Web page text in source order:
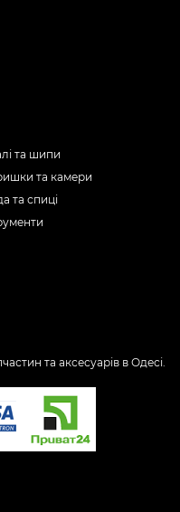
та шипи
та камери
та спиці
та аксесуарів в Одесі.